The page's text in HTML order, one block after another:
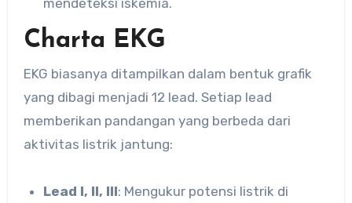
Charta EKG
EKG biasanya ditampilkan dalam bentuk grafik
yang dibagi menjadi 12 lead. Setiap lead
memberikan pandangan yang berbeda dari
aktivitas listrik jantung:
Lead I, II, III: Mengukur potensi listrik di